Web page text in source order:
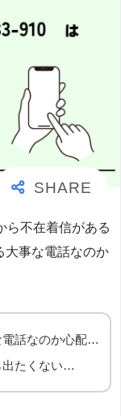
ら不在着信がある
大事な電話なのか
電話なのか心配…
出たくない…